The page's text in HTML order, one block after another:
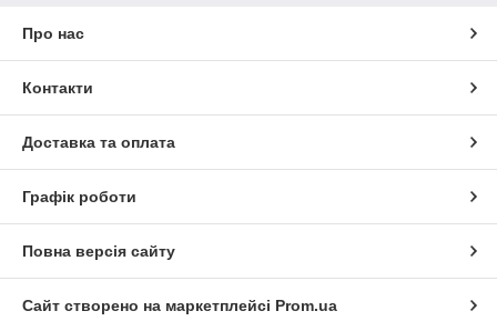
Про нас
Контакти
Доставка та оплата
Графік роботи
Повна версія сайту
Сайт створено на маркетплейсі Prom.ua